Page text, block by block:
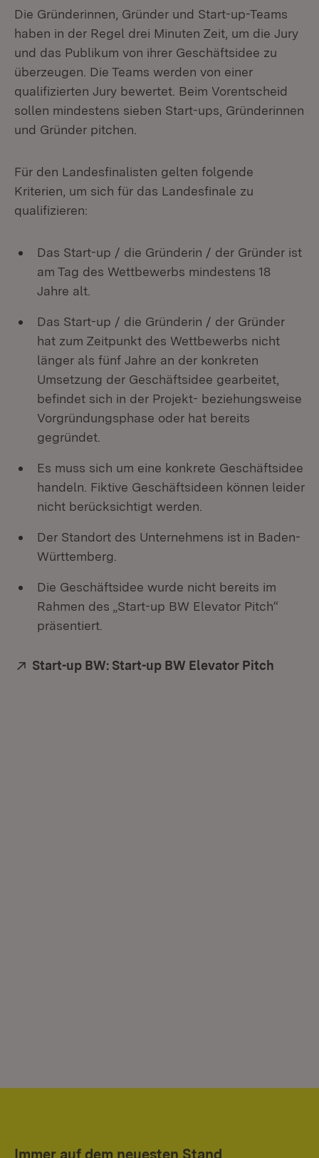
Die Gründerinnen, Gründer und Start-up-Teams
haben in der Regel drei Minuten Zeit, um die Jury
und das Publikum von ihrer Geschäftsidee zu
überzeugen. Die Teams werden von einer
qualifizierten Jury bewertet. Beim Vorentscheid
sollen mindestens sieben Start-ups, Gründerinnen
und Gründer pitchen.
Für den Landesfinalisten gelten folgende
Kriterien, um sich für das Landesfinale zu
qualifizieren:
Das Start-up / die Gründerin / der Gründer ist
am Tag des Wettbewerbs mindestens 18
Jahre alt.
Das Start-up / die Gründerin / der Gründer
hat zum Zeitpunkt des Wettbewerbs nicht
länger als fünf Jahre an der konkreten
Umsetzung der Geschäftsidee gearbeitet,
befindet sich in der Projekt- beziehungsweise
Vorgründungsphase oder hat bereits
gegründet.
Es muss sich um eine konkrete Geschäftsidee
handeln. Fiktive Geschäftsideen können leider
nicht berücksichtigt werden.
Der Standort des Unternehmens ist in Baden-
Württemberg.
Die Geschäftsidee wurde nicht bereits im
Rahmen des „Start-up BW Elevator Pitch“
präsentiert.
Extern:
Start-up BW: Start-up BW Elevator Pitch